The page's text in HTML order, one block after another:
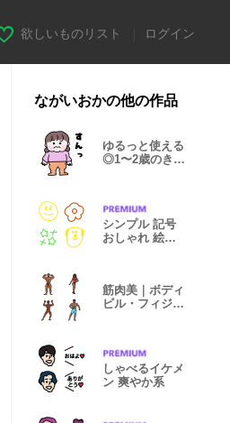
欲しいものリスト ログイン
ながいおかの他の作品
ゆるっと使える
◎1〜2歳のきも
シンプル 記号
おしゃれ 絵文
筋肉美｜ボディ
ビル・フィジー
しゃべるイケメ
ン 爽やか系